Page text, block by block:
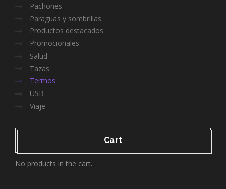
Pachones
Paraguas y sombrillas
Productos destacados
Promocionales
Salud
Tazas
Termos
USB
Viaje
Cart
No products in the cart.